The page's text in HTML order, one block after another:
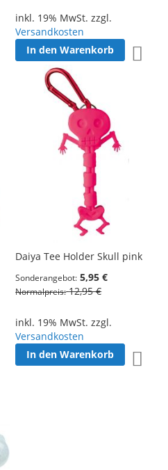
Zur Wunschliste hinzufügen
inkl. 19% MwSt. zzgl.
Versandkosten
In den Warenkorb
Daiya Tee Holder Skull pink
Sonderangebot 5,95 €
Normalpreis 12,95 €
inkl. 19% MwSt. zzgl.
Versandkosten
In den Warenkorb